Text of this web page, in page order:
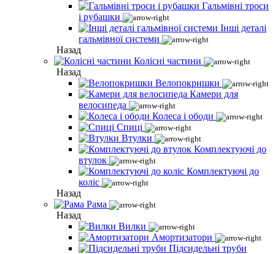
Гальмівні троси
і рубашки
Інші деталі
гальмівної системи
Назад
Колісні частини
Назад
Велопокришки
Камери для
велосипеда
Колеса і ободи
Спиці
Втулки
Комплектуючі до
втулок
Комплектуючі до
коліс
Назад
Рама
Назад
Вилки
Амортизатори
Підсидельні труби